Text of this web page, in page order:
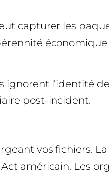
capturer les
économique
ignorent l’identité
post-incident.
vos fichiers. La
américain. Les